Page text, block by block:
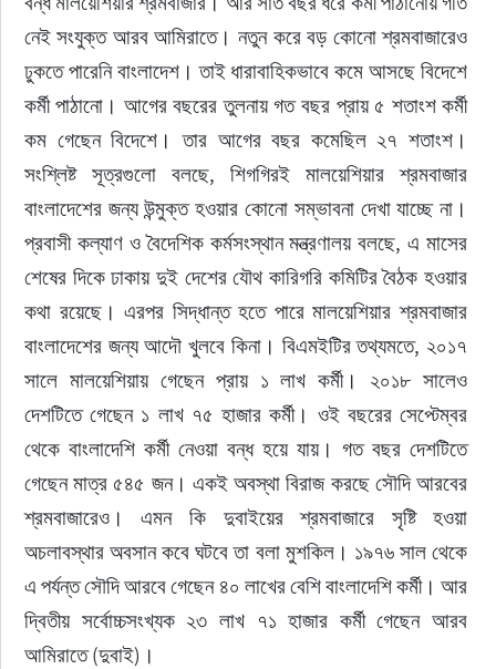
নেই সংযুক্ত আরব আমিরাতে। নতুন করে বড় কোনো শ্রমবাজারেও
ঢুকতে পারেনি বাংলাদেশ। তাই ধারাবাহিকভাবে কমে আসছে বিদেশে
কর্মী পাঠানো। আগের বছরের তুলনায় গত বছর প্রায় ৫ শতাংশ কর্মী
কম গেছেন বিদেশে। তার আগের বছর কমেছিল ২৭ শতাংশ।
সংশ্লিষ্ট সূত্রগুলো বলছে, শিগগিরই মালয়েশিয়ার শ্রমবাজার
বাংলাদেশের জন্য উন্মুক্ত হওয়ার কোনো সম্ভাবনা দেখা যাচ্ছে না।
প্রবাসী কল্যাণ ও বৈদেশিক কর্মসংস্থান মন্ত্রণালয় বলছে, এ মাসের
শেষের দিকে ঢাকায় দুই দেশের যৌথ কারিগরি কমিটির বৈঠক হওয়ার
কথা রয়েছে। এরপর সিদ্ধান্ত হতে পারে মালয়েশিয়ার শ্রমবাজার
বাংলাদেশের জন্য আদৌ খুলবে কিনা। বিএমইটির তথ্যমতে, ২০১৭
সালে মালয়েশিয়ায় গেছেন প্রায় ১ লাখ কর্মী। ২০১৮ সালেও
দেশটিতে গেছেন ১ লাখ ৭৫ হাজার কর্মী। ওই বছরের সেপ্টেম্বর
থেকে বাংলাদেশি কর্মী নেওয়া বন্ধ হয়ে যায়। গত বছর দেশটিতে
গেছেন মাত্র ৫৪৫ জন। একই অবস্থা বিরাজ করছে সৌদি আরবের
শ্রমবাজারেও। এমন কি দুবাইয়ের শ্রমবাজারে সৃষ্টি হওয়া
অচলাবস্থার অবসান কবে ঘটবে তা বলা মুশকিল। ১৯৭৬ সাল থেকে
এ পর্যন্ত সৌদি আরবে গেছেন ৪০ লাখের বেশি বাংলাদেশি কর্মী। আর
দ্বিতীয় সর্বোচ্চসংখ্যক ২৩ লাখ ৭১ হাজার কর্মী গেছেন আরব
আমিরাতে (দুবাই)।